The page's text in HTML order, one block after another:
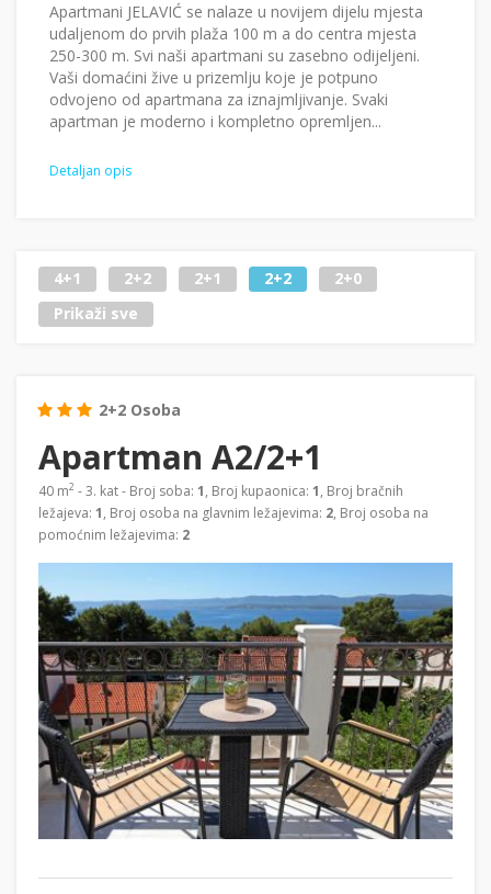
Apartmani JELAVIĆ se nalaze u novijem dijelu mjesta
udaljenom do prvih plaža 100 m a do centra mjesta
250-300 m. Svi naši apartmani su zasebno odijeljeni.
Vaši domaćini žive u prizemlju koje je potpuno
odvojeno od apartmana za iznajmljivanje. Svaki
apartman je moderno i kompletno opremljen...
Detaljan opis
4+1 2+2 2+1 2+2
2+0
Prikaži sve
2+2 Osoba
Apartman A2/2+1
40 m2 - 3. kat - Broj soba: 1, Broj kupaonica: 1, Broj bračnih
ležajeva: 1, Broj osoba na glavnim ležajevima: 2, Broj osoba na
pomoćnim ležajevima: 2